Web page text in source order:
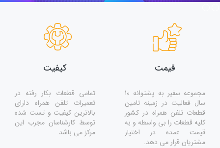
قیمت
مجموعه سفیر به پشتوانه 10
سال فعالیت در زمینه تامین
قطعات تلفن همراه در کشور
کلیه قطعات را بی واسطه و به
قیمت عمده در اختیار
مشتریان قرار می دهد.
کیفیت
تمامی قطعات بکار رفته در
تعمیرات تلفن همراه دارای
بالاترین کیفیت و تست شده
توسط کارشناسان مجرب این
مرکز می باشد.